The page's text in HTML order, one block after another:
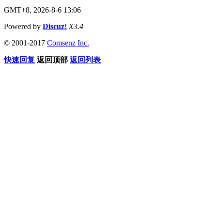
GMT+8, 2026-8-6 13:06
Powered by Discuz! X3.4
© 2001-2017 Comsenz Inc.
快速回复 返回顶部 返回列表